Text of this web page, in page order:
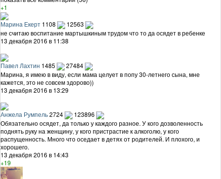
+1
Марина Екерт 1108
12563
не считаю воспитание мартышкиным трудом что то да осядет в ребенке
13 декабря 2016 в 11:38
Павел Лахтин 1485
27484
Марина, я имею в виду, если мама целует в попу 30-летнего сына, мне
кажется, это не совсем здорово))
13 декабря 2016 в 13:29
Анжела Румпель2724
123896
Обязательно осядет, да только у каждого разное. У кого дозволенность
поднять руку на женщину, у кого пристрастие к алкоголю, у кого
распущенность. Много что оседает в детях от родителей. И плохого, и
хорошего.
13 декабря 2016 в 14:43
+19